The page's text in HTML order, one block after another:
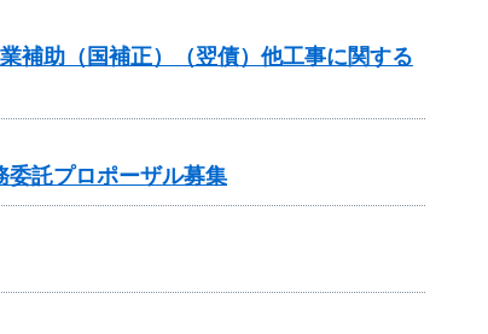
補助（国補正）（翌債）他工事に関する
委託プロポーザル募集